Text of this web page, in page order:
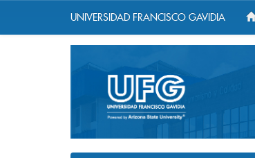
UNIVERSIDAD FRANCISCO GAVIDIA